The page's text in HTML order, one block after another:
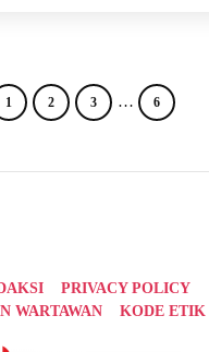
1 2 3 … 6
PRIVACY POLICY
WARTAWAN
KODE